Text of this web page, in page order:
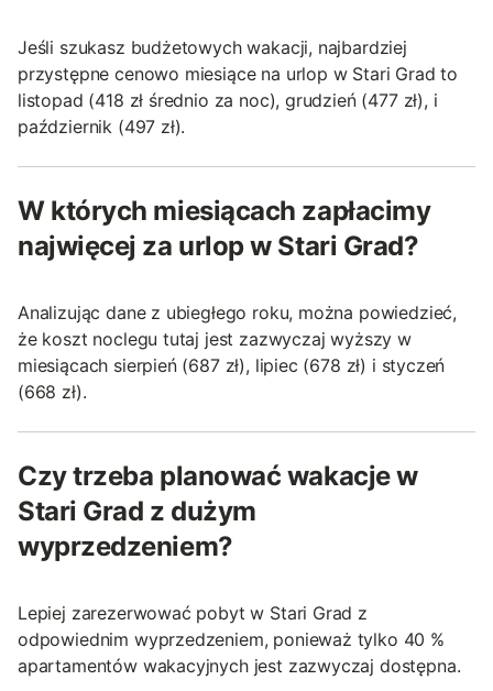
Jeśli szukasz budżetowych wakacji, najbardziej
przystępne cenowo miesiące na urlop w Stari Grad to
listopad (418 zł średnio za noc), grudzień (477 zł), i
październik (497 zł).
W których miesiącach zapłacimy
najwięcej za urlop w Stari Grad?
Analizując dane z ubiegłego roku, można powiedzieć,
że koszt noclegu tutaj jest zazwyczaj wyższy w
miesiącach sierpień (687 zł), lipiec (678 zł) i styczeń
(668 zł).
Czy trzeba planować wakacje w
Stari Grad z dużym
wyprzedzeniem?
Lepiej zarezerwować pobyt w Stari Grad z
odpowiednim wyprzedzeniem, ponieważ tylko 40 %
apartamentów wakacyjnych jest zazwyczaj dostępna.